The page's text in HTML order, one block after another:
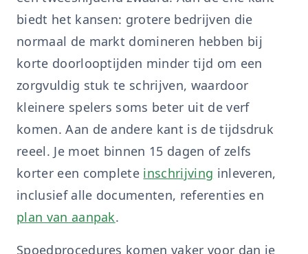
biedt het kansen: grotere bedrijven die
normaal de markt domineren hebben bij
korte doorlooptijden minder tijd om een
zorgvuldig stuk te schrijven, waardoor
kleinere spelers soms beter uit de verf
komen. Aan de andere kant is de tijdsdruk
reeel. Je moet binnen 15 dagen of zelfs
korter een complete inschrijving inleveren,
inclusief alle documenten, referenties en
plan van aanpak.
Spoedprocedures komen vaker voor dan je